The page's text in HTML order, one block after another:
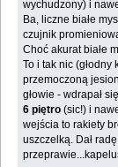
wychudzony) i
Ba, liczne białe
czujnik
Choć akurat białe
To i tak nic (głodny
przemoczoną
głowie - wdrapał
6 piętro(sic!) i
wejścia to rakiety
uszczelką. Dał